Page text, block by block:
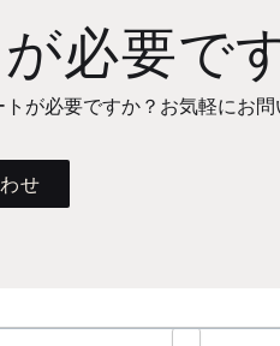
必要で
が必要ですか？お気軽にお問
せ